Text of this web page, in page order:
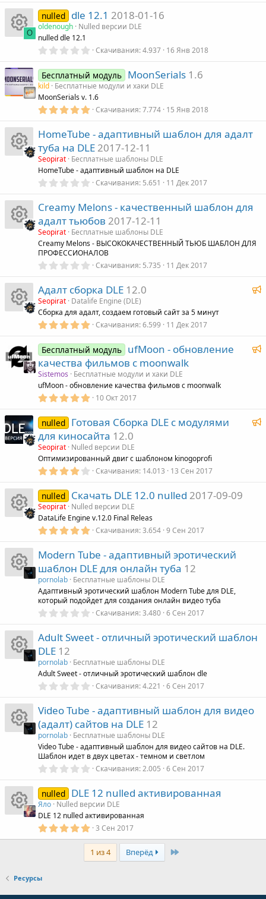
с
у
р
с
а
е
с
р
к
о
к
р
е
у
р
0
з
в
з
к
о
н
к
р
е
р
с
а
O
nulled dle 12.1 2018-01-16
oldenough Nulled версии DLE
nulled dle 12.1
0
0
з
в
ё
з
Скачивания 4.937 16 Янв 2018
Бесплатный модуль MoonSerials 1.6
kild Бесплатные модули и хаки DLE
MoonSerials v. 1.6
5
0
з
в
ё
з
д
Скачивания 7.774 15 Янв 2018
к
о
а
р
е
с
р
с
HomeTube - адаптивный шаблон для адалт
туба на DLE 2017-12-11
Seopirat Бесплатные шаблоны DLE
HomeTube - адаптивный шаблон на DLE
0
0
з
в
ё
д
Скачивания 5.651 11 Дек 2017
о
н
к
а
е
с
р
с
Creamy Melons - качественный шаблон для
адалт тьюбов 2017-12-11
Seopirat Бесплатные шаблоны DLE
Creamy Melons - ВЫСОКОКАЧЕСТВЕННЫЙ ТЬЮБ ШАБЛОН ДЛЯ
ПРОФЕССИОНАЛОВ
0
0
з
в
ё
з
Скачивания 5.735 11 Дек 2017
к
о
к
а
е
с
у
р
Р
е
Адалт сборка DLE 12.0
Seopirat Datalife Engine (DLE)
Сборка для адалт, создаем готовый сайт за 5 минут
5
0
з
в
ё
з
д
Скачивания 6.599 11 Дек 2017
Р
н
Бесплатный модуль ufMoon - обновление
качества фильмов с moonwalk
Sistemos
Бесплатные модули и хаки DLE
ufMoon - обновление качества фильмов с moonwalk
5
0
в
ё
з
д
10 Окт 2017
Р
nulled Готовая Сборка DLE с модулями
для киносайта 12.0
Seopirat Nulled версии DLE
Оптимизированный двиг с шаблоном kinogoprofi
4
6
з
в
ё
з
Скачивания 14.013 13 Сен 2017
к
о
к
а
е
с
с
а
nulled Скачать DLE 12.0 nulled 2017-09-09
Seopirat Nulled версии DLE
DataLife Engine v.12.0 Final Releas
5
0
з
в
ё
з
д
Скачивания 3.654 9 Сен 2017
о
н
а
р
с
у
р
а
Modern Tube - адаптивный эротический
шаблон DLE для онлайн туба 12
pornolab Бесплатные шаблоны DLE
Адаптивный эротический шаблон Modern Tube для DLE,
который подойдет для создания онлайн видео туба
0
0
ё
з
д
Скачивания 3.480 6 Сен 2017
к
о
а
р
е
у
Adult Sweet - отличный эротический шаблон
DLE 12
pornolab Бесплатные шаблоны DLE
Adult Sweet - отличный эротический шаблон dle
0
0
з
в
ё
з
д
Скачивания 4.221 6 Сен 2017
о
н
а
Video Tube - адаптивный шаблон для видео
(адалт) сайтов на DLE 12
pornolab Бесплатные шаблоны DLE
Video Tube - адаптивный шаблон для видео сайтов на DLE.
Шаблон идет в двух цветах - темном и светлом
0
0
з
в
ё
з
Скачивания 2.005 6 Сен 2017
И
о
nulled DLE 12 nulled активированная
Яло Nulled версии DLE
DLE 12 nulled активированная
5
0
0
з
д
3 Сен 2017
1 из 4 Вперёд Last
Ресурсы